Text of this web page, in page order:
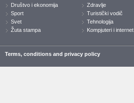
Društvo i ekonomija
Sport
Svet
Žuta stampa
Zdravlje
Turistički vodič
Tehnologija
Kompjuteri i internet
Terms, conditions and privacy policy